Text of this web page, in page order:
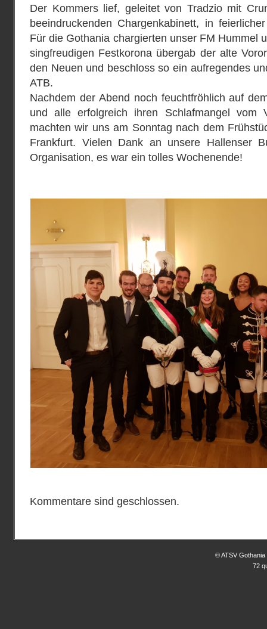
Der Kommers lief, geleitet von Tradzio mit
beeindruckenden Chargenkabinett, in
Für die Gothania chargierten unser FM Hummel
singfreudigen Festkorona übergab der alte
den Neuen und beschloss so ein aufregendes
ATB.
Nachdem der Abend noch feuchtfröhlich auf
und alle erfolgreich ihren Schlafmangel vom
machten wir uns am Sonntag nach dem
Frankfurt. Vielen Dank an unsere Hallenser
Organisation, es war ein tolles Wochenende!
Kommentare sind geschlossen.
© ATSV
72